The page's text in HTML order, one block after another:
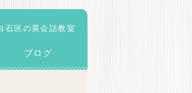
石区の英会話教室
ブログ